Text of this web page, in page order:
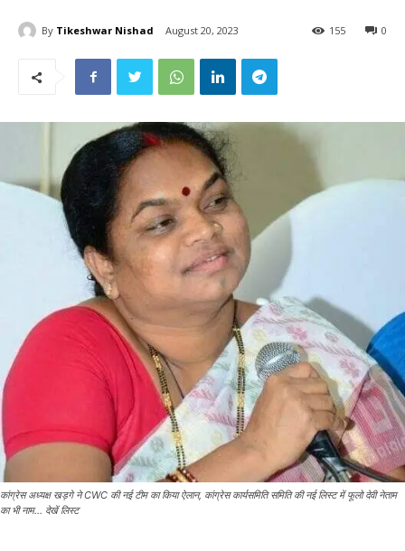
By Tikeshwar Nishad August 20, 2023 0
155
कांग्रेस अध्यक्ष खड़गे ने CWC की नई टीम का किया ऐलान, कांग्रेस कार्यसमिति समिति की नई लिस्ट में फूलो देवी नेताम
का भी नाम... देखें लिस्ट